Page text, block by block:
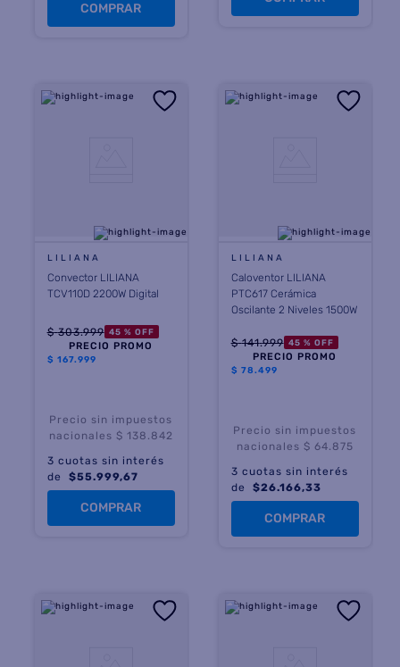
COMPRAR
LILIANA
Convector LILIANA
TCV110D 2200W Digital
$ 303.999 45 % OFF
PRECIO PROMO
$ 167.999
Precio sin impuestos
nacionales $ 138.842
3 cuotas sin interés
de $55.999,67
COMPRAR
LILIANA
Caloventor LILIANA
PTC617 Cerámica
Oscilante 2 Niveles 1500W
$ 141.999 45 % OFF
PRECIO PROMO
$ 78.499
Precio sin impuestos
nacionales $ 64.875
3 cuotas sin interés
de $26.166,33
COMPRAR